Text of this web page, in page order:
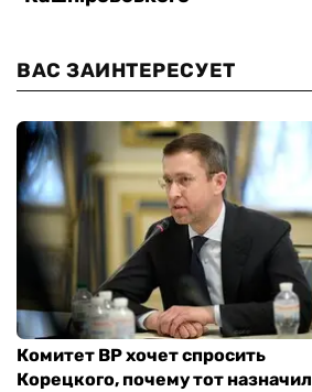
ВАС ЗАИНТЕРЕСУЕТ
Комитет ВР хочет спросить
Корецкого, почему тот назначил